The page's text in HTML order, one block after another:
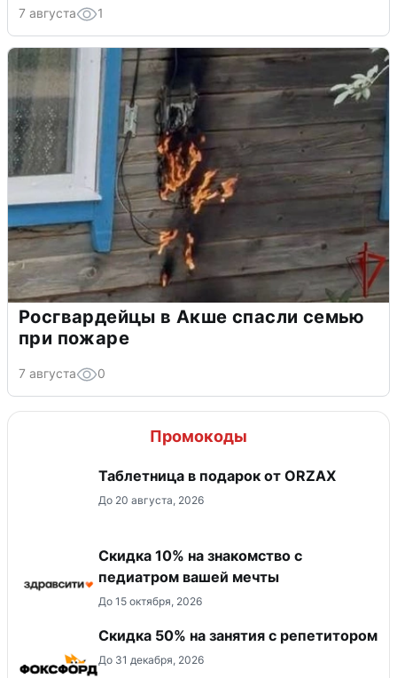
7 августа 1
Росгвардейцы в Акше спасли семью
при пожаре
7 августа 0
Промокоды
Таблетница в подарок от ORZAX
До 20 августа, 2026
Скидка 10% на знакомство с
педиатром вашей мечты
До 15 октября, 2026
Скидка 50% на занятия с репетитором
До 31 декабря, 2026